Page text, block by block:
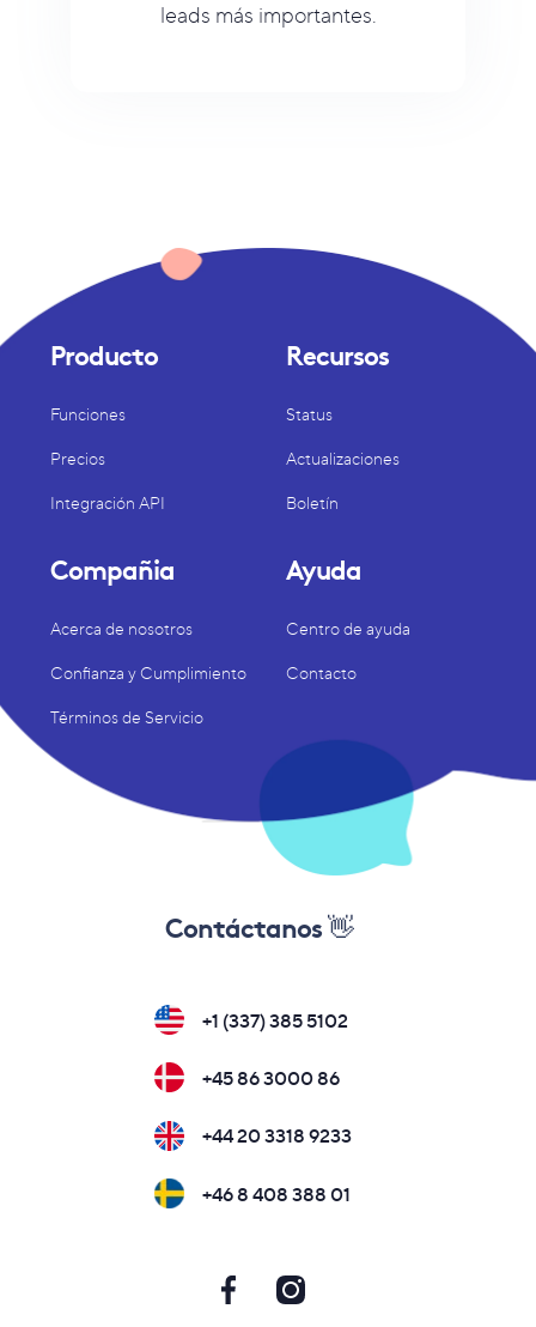
leads más importantes.
Producto
Funciones
Precios
Integración API
Recursos
Status
Actualizaciones
Boletín
Compañia
Acerca de nosotros
Confianza y Cumplimiento
Términos de Servicio
Ayuda
Centro de ayuda
Contacto
Contáctanos 👋
+1 (337) 385 5102
+45 86 3000 86
+44 20 3318 9233
+46 8 408 388 01